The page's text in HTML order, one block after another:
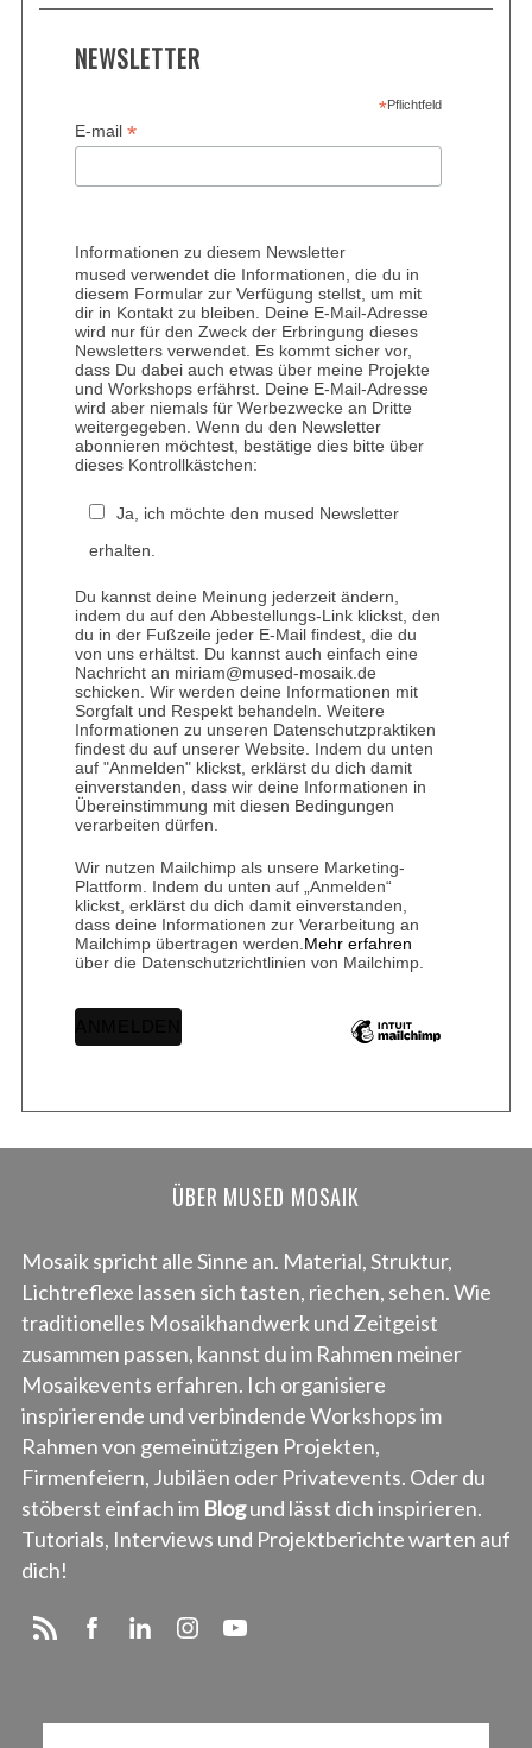
NEWSLETTER
*Pflichtfeld
E-mail *
Informationen zu diesem Newsletter
mused verwendet die Informationen, die du in
diesem Formular zur Verfügung stellst, um mit
dir in Kontakt zu bleiben. Deine E-Mail-Adresse
wird nur für den Zweck der Erbringung dieses
Newsletters verwendet. Es kommt sicher vor,
dass Du dabei auch etwas über meine Projekte
und Workshops erfährst. Deine E-Mail-Adresse
wird aber niemals für Werbezwecke an Dritte
weitergegeben. Wenn du den Newsletter
abonnieren möchtest, bestätige dies bitte über
dieses Kontrollkästchen:
Ja, ich möchte den mused Newsletter
erhalten.
Du kannst deine Meinung jederzeit ändern,
indem du auf den Abbestellungs-Link klickst, den
du in der Fußzeile jeder E-Mail findest, die du
von uns erhältst. Du kannst auch einfach eine
Nachricht an miriam@mused-mosaik.de
schicken. Wir werden deine Informationen mit
Sorgfalt und Respekt behandeln. Weitere
Informationen zu unseren Datenschutzpraktiken
findest du auf unserer Website. Indem du unten
auf "Anmelden" klickst, erklärst du dich damit
einverstanden, dass wir deine Informationen in
Übereinstimmung mit diesen Bedingungen
verarbeiten dürfen.
Wir nutzen Mailchimp als unsere Marketing-
Plattform. Indem du unten auf „Anmelden“
klickst, erklärst du dich damit einverstanden,
dass deine Informationen zur Verarbeitung an
Mailchimp übertragen werden.Mehr erfahren
über die Datenschutzrichtlinien von Mailchimp.
ÜBER MUSED MOSAIK
Mosaik spricht alle Sinne an. Material, Struktur,
Lichtreflexe lassen sich tasten, riechen, sehen. Wie
traditionelles Mosaikhandwerk und Zeitgeist
zusammen passen, kannst du im Rahmen meiner
Mosaikevents erfahren. Ich organisiere
inspirierende und verbindende Workshops im
Rahmen von gemeinützigen Projekten,
Firmenfeiern, Jubiläen oder Privatevents. Oder du
stöberst einfach im Blogund lässt dich inspirieren.
Tutorials, Interviews und Projektberichte warten auf
dich!